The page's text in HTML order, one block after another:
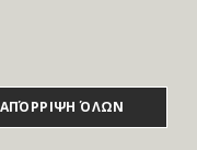
ΑΠΌΡΡΙΨΗ ΌΛΩΝ